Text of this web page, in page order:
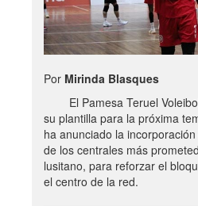
Por Mirinda Blasques
El Pamesa Teruel
su plantilla para la próxima
ha anunciado la
de los centrales más
lusitano, para reforzar el
el centro de la red.